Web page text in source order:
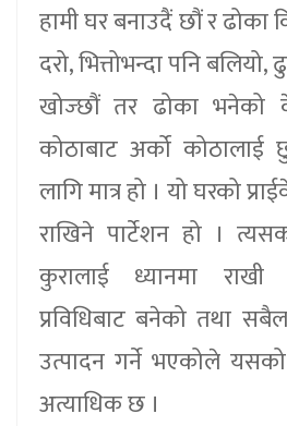
हामी घर बनाउदैं छौं र
दरो, भित्तोभन्दा पनि बलियो,
खोज्छौं तर ढोका भनेको
कोठाबाट अर्को कोठालाई
लागि मात्र हो । यो घरको
राखिने पार्टेशन हो ।
कुरालाई ध्यानमा राखी
प्रविधिबाट बनेको तथा
उत्पादन गर्ने भएकोले
अत्याधिक छ ।